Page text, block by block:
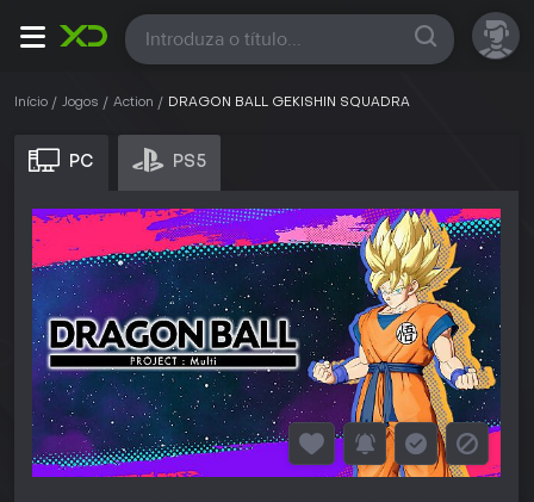
Todas
Início Jogos Action DRAGON BALL GEKISHIN SQUADRA
PC PS5